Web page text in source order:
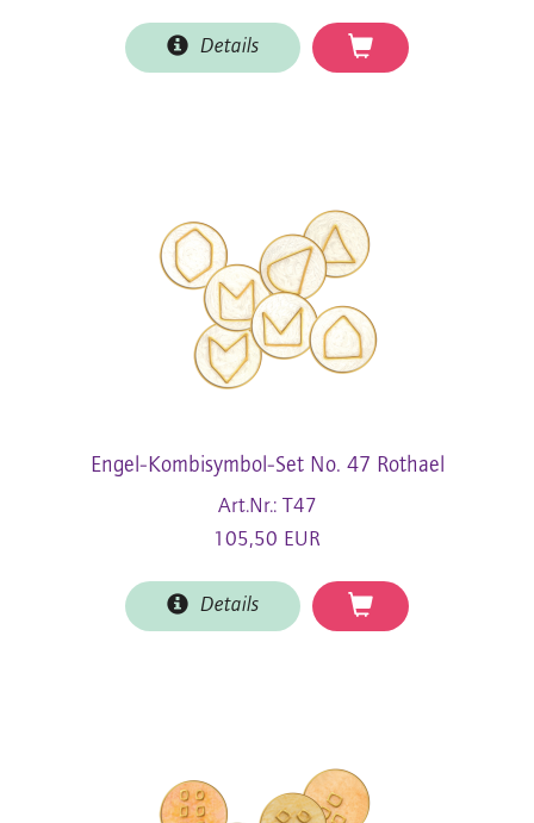
Details
Engel-Kombisymbol-Set No. 47 Rothael
Art.Nr.: T47
105,50 EUR
Details